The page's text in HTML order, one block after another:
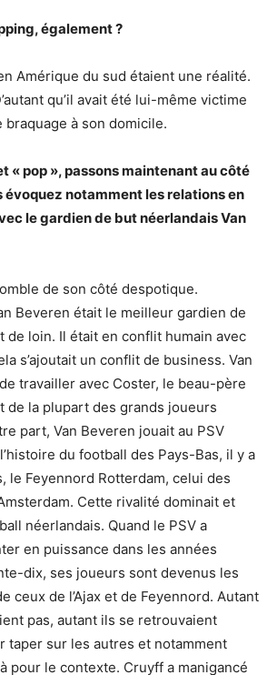
également ?
Amérique du sud étaient une réalité.
qu’il avait été lui-même victime
braquage à son domicile.
« pop », passons maintenant au côté
évoquez notamment les relations en
le gardien de but néerlandais Van
de son côté despotique.
Beveren était le meilleur gardien de
de loin. Il était en conflit humain avec
s’ajoutait un conflit de business. Van
travailler avec Coster, le beau-père
de la plupart des grands joueurs
part, Van Beveren jouait au PSV
du football des Pays-Bas, il y a
le Feyennord Rotterdam, celui des
Cette rivalité dominait et
néerlandais. Quand le PSV a
en puissance dans les années
dix, ses joueurs sont devenus les
ceux de l’Ajax et de Feyennord. Autant
pas, autant ils se retrouvaient
taper sur les autres et notamment
pour le contexte. Cruyff a manigancé